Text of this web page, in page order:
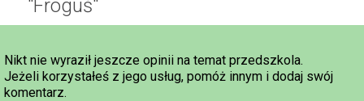
"Froguś"
Nikt nie wyraził jeszcze opinii na temat przedszkola.
Jeżeli korzystałeś z jego usług, pomóż innym i dodaj swój
komentarz.